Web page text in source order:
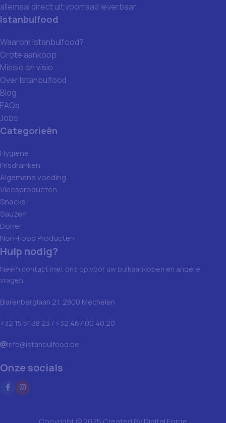
allemaal direct uit voorraad leverbaar.
Istanbulfood
Waarom Istanbulfood?
Grote aankoop
Missie en visie
Over Istanbulfood
Blog
FAQs
Jobs
Categorieën
Hygiene
Frisdranken
Algemene voeding
Vleesproducten
Snacks
Sauzen
Doner
Non-Food Producten
Hulp nodig?
Neem contact met ons op voor uw bulkaankopen en andere
vragen.
Blarenberglaan 21, 2800 Mechelen
+32 15 51 38 23 / +32 467 00 40 20
info@istanbulfood.be
Onze socials